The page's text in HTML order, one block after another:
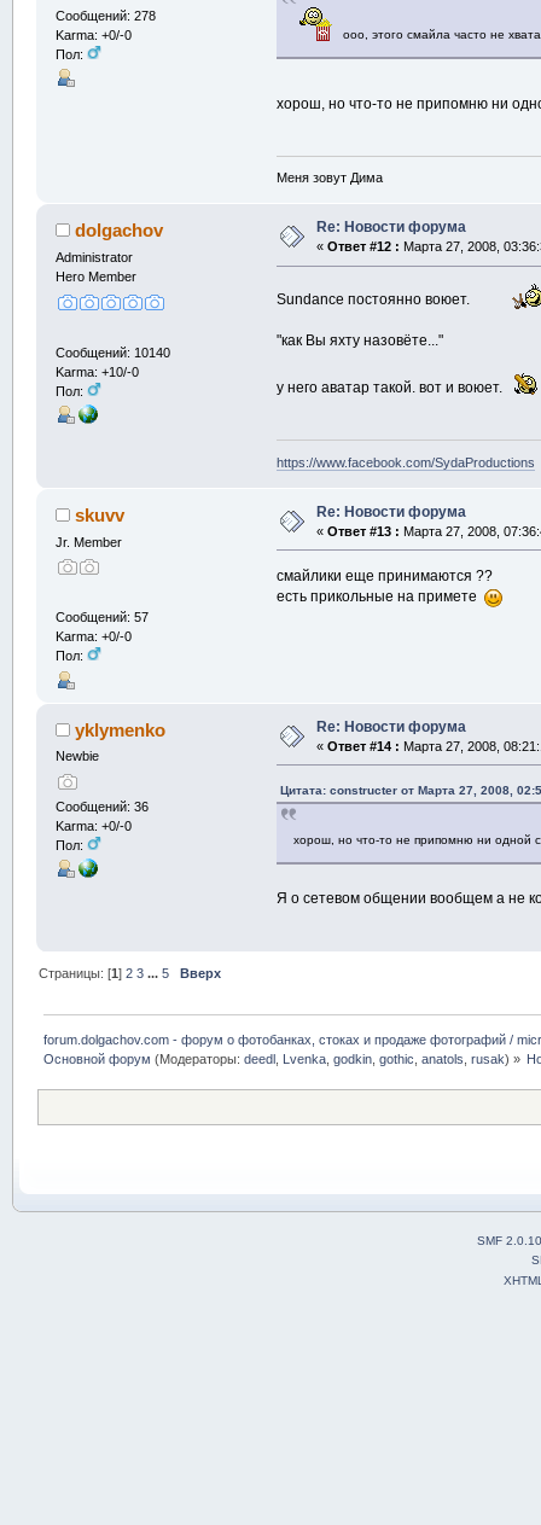
Сообщений: 278
Karma: +0/-0
Пол:
ооо, этого смайла часто не
хорош, но что-то не припомню ни
Меня зовут Дима
dolgachov
Administrator
Hero Member
Сообщений: 10140
Karma: +10/-0
Пол:
Re: Новости форума
« Ответ #12 : Марта 27, 2008,
Sundance постоянно воюет.
"как Вы яхту назовёте..."
у него аватар такой. вот и воюет.
https://www.facebook.com/SydaProductions
skuvv
Jr. Member
Сообщений: 57
Karma: +0/-0
Пол:
Re: Новости форума
« Ответ #13 : Марта 27, 2008,
смайлики еще принимаются ??
есть прикольные на примете
yklymenko
Newbie
Сообщений: 36
Karma: +0/-0
Пол:
Re: Новости форума
« Ответ #14 : Марта 27, 2008,
Цитата: constructer от Марта 27, 2008,
хорош, но что-то не припомню ни одной
Я о сетевом общении вообщем а не
Страницы: [1]2 3 ...5 Вверх
forum.dolgachov.com - форум о фотобанках, стоках и продаже фотографий /
Основной форум (Модераторы:deedl Lvenka ,godkin ,gothic ,anatols ,rusak) »
SMF